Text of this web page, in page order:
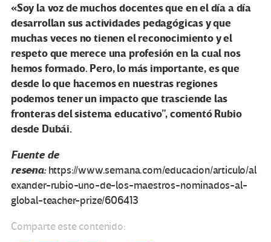
«Soy la voz de muchos docentes que en el día a día
desarrollan sus actividades pedagógicas y que
muchas veces no tienen el reconocimiento y el
respeto que merece una profesión en la cual nos
hemos formado. Pero, lo más importante, es que
desde lo que hacemos en nuestras regiones
podemos tener un impacto que trasciende las
fronteras del sistema educativo”, comentó Rubio
desde Dubái.
Fuente de
reseña:https://www.semana.com/educacion/articulo/al
exander-rubio-uno-de-los-maestros-nominados-al-
global-teacher-prize/606413
Comparte este contenido: